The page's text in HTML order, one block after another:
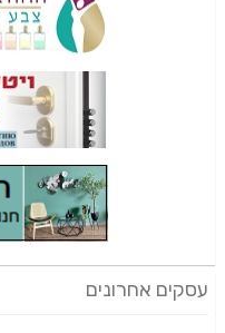
עסקים אחרונים